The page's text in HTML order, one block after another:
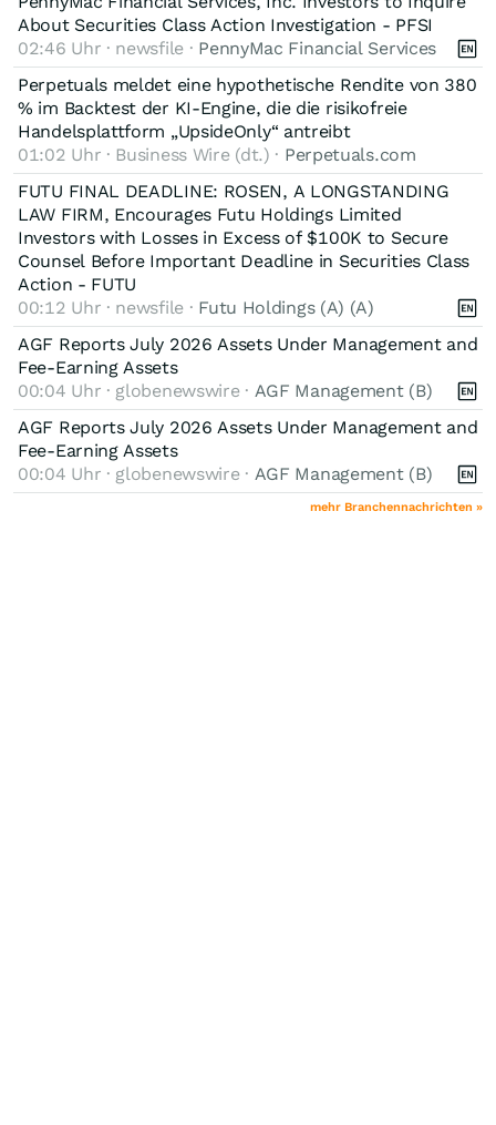
About Securities Class Action Investigation - PFSI
02:46 Uhr · newsfile · PennyMac Financial Services
Perpetuals meldet eine hypothetische Rendite von 380
% im Backtest der KI-Engine, die die risikofreie
Handelsplattform „UpsideOnly“ antreibt
01:02 Uhr · Business Wire (dt.) · Perpetuals.com
FUTU FINAL DEADLINE: ROSEN, A LONGSTANDING
LAW FIRM, Encourages Futu Holdings Limited
Investors with Losses in Excess of $100K to Secure
Counsel Before Important Deadline in Securities Class
Action - FUTU
00:12 Uhr · newsfile · Futu Holdings (A) (A)
AGF Reports July 2026 Assets Under Management and
Fee-Earning Assets
00:04 Uhr · globenewswire · AGF Management (B)
AGF Reports July 2026 Assets Under Management and
Fee-Earning Assets
00:04 Uhr · globenewswire · AGF Management (B)
mehr Branchennachrichten »